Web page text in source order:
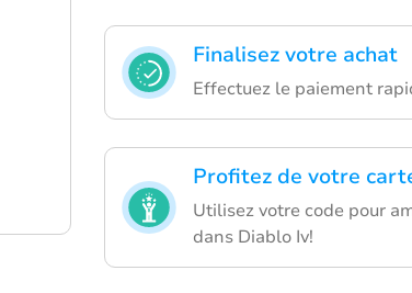
Finalisez votre achat
Effectuez le paiement
Profitez de votre
Utilisez votre code pour
dans Diablo Iv!